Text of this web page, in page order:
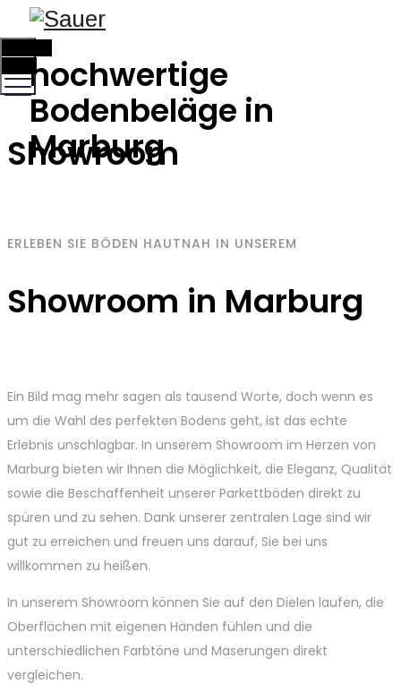
hochwertige
Bodenbeläge in
Marburg
Showroom
ERLEBEN SIE BÖDEN HAUTNAH IN UNSEREM
Showroom in Marburg
Ein Bild mag mehr sagen als tausend Worte, doch wenn es
um die Wahl des perfekten Bodens geht, ist das echte
Erlebnis unschlagbar. In unserem Showroom im Herzen von
Marburg bieten wir Ihnen die Möglichkeit, die Eleganz, Qualität
sowie die Beschaffenheit unserer Parkettböden direkt zu
spüren und zu sehen. Dank unserer zentralen Lage sind wir
gut zu erreichen und freuen uns darauf, Sie bei uns
willkommen zu heißen.
In unserem Showroom können Sie auf den Dielen laufen, die
Oberflächen mit eigenen Händen fühlen und die
unterschiedlichen Farbtöne und Maserungen direkt
vergleichen.